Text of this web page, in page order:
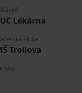
Lékárna
škola
Troilova